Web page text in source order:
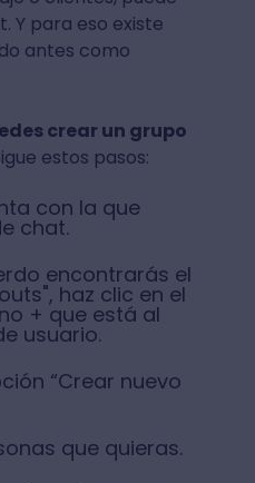
Y para eso existe
antes como
crear un grupo
estos pasos:
con la que
chat.
encontrarás el
haz clic en el
+ que está al
usuario.
“Crear nuevo
que quieras.